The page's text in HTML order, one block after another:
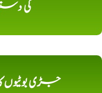
کی
جڑی بوٹیوں کا